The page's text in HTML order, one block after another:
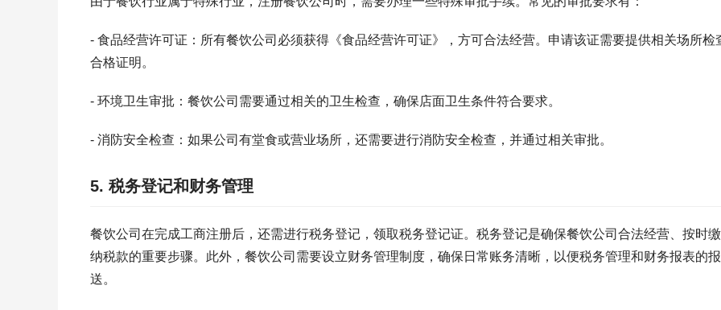
- 食品经营许可证：所有餐饮公司必须获得《食品经营许可证》，方可合法经营。申请该证需要提供相关场所检
合格证明。
- 环境卫生审批：餐饮公司需要通过相关的卫生检查，确保店面卫生条件符合要求。
- 消防安全检查：如果公司有堂食或营业场所，还需要进行消防安全检查，并通过相关审批。
5. 税务登记和财务管理
餐饮公司在完成工商注册后，还需进行税务登记，领取税务登记证。税务登记是确保餐饮公司合法经营、按时缴
纳税款的重要步骤。此外，餐饮公司需要设立财务管理制度，确保日常账务清晰，以便税务管理和财务报表的报
送。